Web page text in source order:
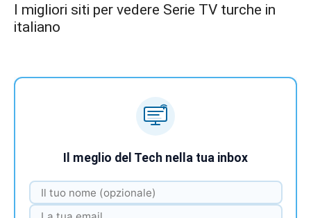
I migliori siti per vedere Serie TV turche in
italiano
Il meglio del Tech nella tua inbox